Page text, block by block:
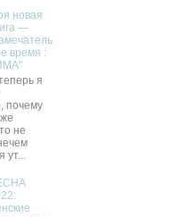
новая
—
время :
я
почему
не